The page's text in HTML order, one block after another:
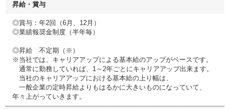
昇給・賞与
◎賞与：年2回（6月、12月）
◎業績報奨金制度（半年毎）
◎昇給 不定期（※）
※当社では、キャリアアップによる基本給のアップがベースです。
通常に勤務していれば、1～2年ごとにキャリアアップ出来ます。
当社のキャリアアップにおける基本給の上り幅は、
一般企業の定時昇給よりもはるかに大きいものになっていて、
年々上がっていきます。